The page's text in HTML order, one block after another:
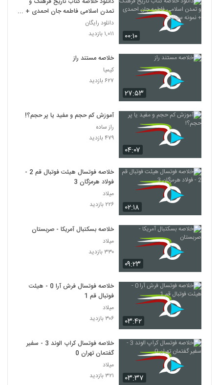
۰۰:۱۰
تمدن اسلامی فاطمه جان احمدی +
نمونه سوالات
دانلود رایگان
۱,۰۱۱ بازدید
۲۷:۵۳
خلاصه مستند راز
کیمیا
۶۲۷ بازدید
۰۴:۰۷
آموزش کم حجم و مفید یا پر حجم؟!
راز ساده
۴۷۹ بازدید
۰۲:۱۸
خلاصه فوتسال هیئت فوتبال قم 2 -
فولاد هرمزگان 3
میلاد
۲۲۶ بازدید
۰۹:۲۳
خلاصه بسکتبال آمریکا - صربستان
میلاد
۳۳۰ بازدید
۰۳:۴۲
خلاصه فوتسال فرش آرا 0 - هیئت
فوتبال قم 1
میلاد
۳۰۶ بازدید
۰۳:۳۷
خلاصه فوتسال کراپ الوند 3 - سفیر
گفتمان تهران 0
میلاد
۳۲۱ بازدید